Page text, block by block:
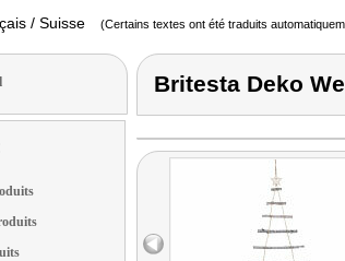
/ Suisse (Certains textes ont été traduits
Britesta Deko